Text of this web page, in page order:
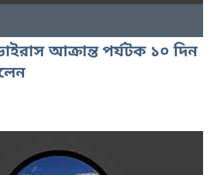
আক্রান্ত পর্যটক ১০ দিন